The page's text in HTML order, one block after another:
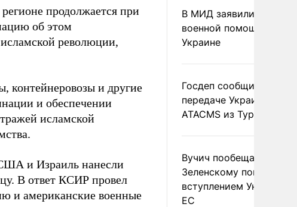
продолжается при
об этом
революции,
контейнеровозы и другие
и обеспечении
исламской
США и Израиль нанесли
В ответ КСИР провел
и американские военные
В МИД заявили о
военной помощи
Украине
Госдеп сообщил о
передаче Украине
ATACMS из Турции
Вучич пообещал
Зеленскому помочь со
вступлением Украины в
ЕС